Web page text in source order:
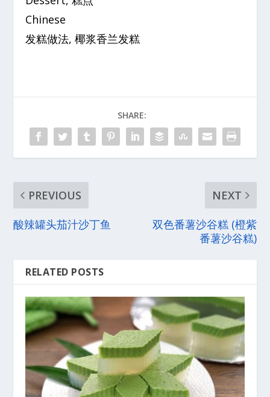
Chinese
发糕做法, 椰浆香兰发糕
SHARE:
PREVIOUS
酸辣罐头茄汁沙丁鱼
NEXT
双色番薯沙谷糕 (橙紫
番薯沙谷糕)
RELATED POSTS